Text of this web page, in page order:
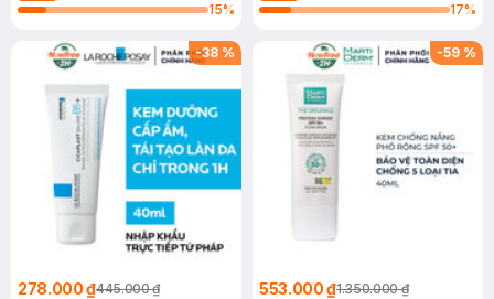
15%
17%
-38 %
278.000 ₫445.000 ₫
-59 %
553.000 ₫1.350.000 ₫